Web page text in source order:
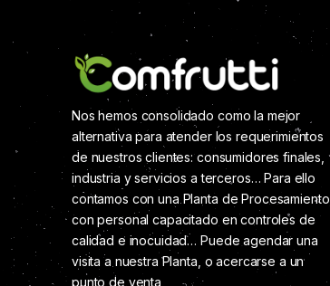
Nos hemos consolidado como la mejor
alternativa para atender los requerimientos
de nuestros clientes: consumidores finales,
industria y servicios a terceros… Para ello
contamos con una Planta de Procesamiento,
con personal capacitado en controles de
calidad e inocuidad… Puede agendar una
visita a nuestra Planta, o acercarse a un
punto de venta